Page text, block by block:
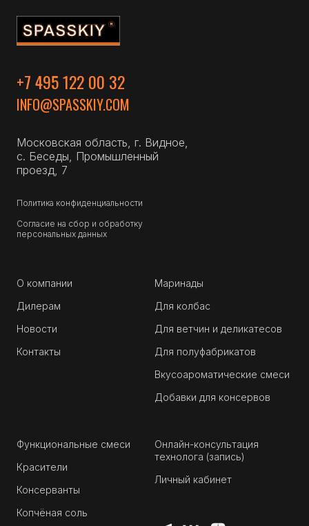
+7 495 122 00 32
INFO@SPASSKIY.COM
Московская область, г. Видное,
с. Беседы, Промышленный
проезд, 7
Политика конфиденциальности
Согласие на сбор и обработку
персональных данных
О компании
Дилерам
Новости
Контакты
Маринады
Для колбас
Для ветчин и деликатесов
Для полуфабрикатов
Вкусоароматические смеси
Добавки для консервов
Функциональные смеси
Красители
Консерванты
Копчёная соль
Онлайн-консультация
технолога (запись)
Личный кабинет